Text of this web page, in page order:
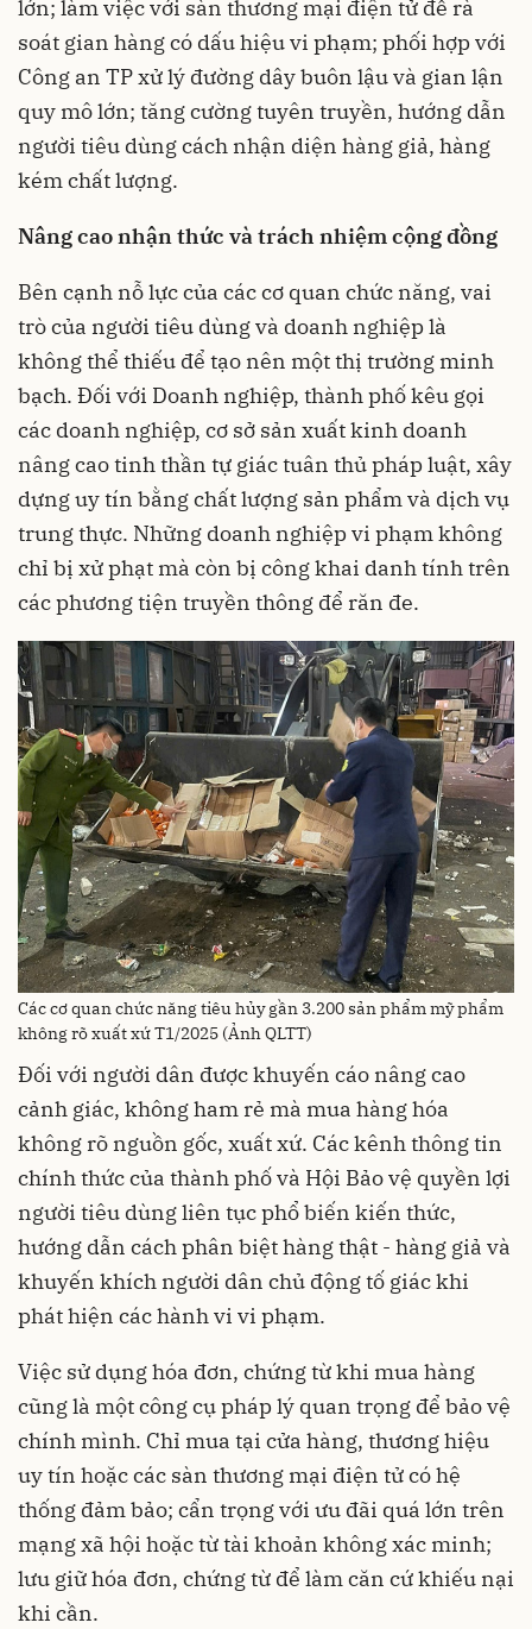
lớn; làm việc với sàn thương mại điện tử để rà
soát gian hàng có dấu hiệu vi phạm; phối hợp với
Công an TP xử lý đường dây buôn lậu và gian lận
quy mô lớn; tăng cường tuyên truyền, hướng dẫn
người tiêu dùng cách nhận diện hàng giả, hàng
kém chất lượng.
Nâng cao nhận thức và trách nhiệm cộng đồng
Bên cạnh nỗ lực của các cơ quan chức năng, vai
trò của người tiêu dùng và doanh nghiệp là
không thể thiếu để tạo nên một thị trường minh
bạch. Đối với Doanh nghiệp, thành phố kêu gọi
các doanh nghiệp, cơ sở sản xuất kinh doanh
nâng cao tinh thần tự giác tuân thủ pháp luật, xây
dựng uy tín bằng chất lượng sản phẩm và dịch vụ
trung thực. Những doanh nghiệp vi phạm không
chỉ bị xử phạt mà còn bị công khai danh tính trên
các phương tiện truyền thông để răn đe.
Các cơ quan chức năng tiêu hủy gần 3.200 sản phẩm mỹ phẩm
không rõ xuất xứ T1/2025 (Ảnh QLTT)
Đối với người dân được khuyến cáo nâng cao
cảnh giác, không ham rẻ mà mua hàng hóa
không rõ nguồn gốc, xuất xứ. Các kênh thông tin
chính thức của thành phố và Hội Bảo vệ quyền lợi
người tiêu dùng liên tục phổ biến kiến thức,
hướng dẫn cách phân biệt hàng thật - hàng giả và
khuyến khích người dân chủ động tố giác khi
phát hiện các hành vi vi phạm.
Việc sử dụng hóa đơn, chứng từ khi mua hàng
cũng là một công cụ pháp lý quan trọng để bảo vệ
chính mình. Chỉ mua tại cửa hàng, thương hiệu
uy tín hoặc các sàn thương mại điện tử có hệ
thống đảm bảo; cẩn trọng với ưu đãi quá lớn trên
mạng xã hội hoặc từ tài khoản không xác minh;
lưu giữ hóa đơn, chứng từ để làm căn cứ khiếu nại
khi cần.